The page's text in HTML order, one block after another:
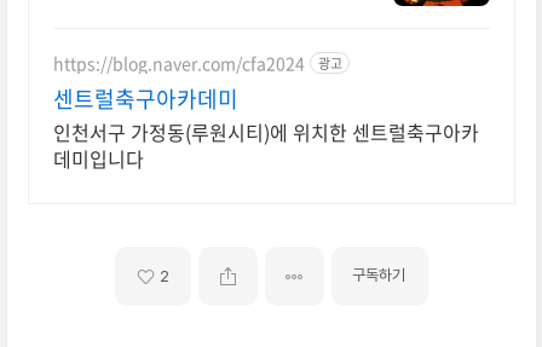
https://blog.naver.com/cfa2024 광고
센트럴축구아카데미
인천서구 가정동(루원시티)에 위치한 센트럴축구아카
데미입니다
2 구독하기